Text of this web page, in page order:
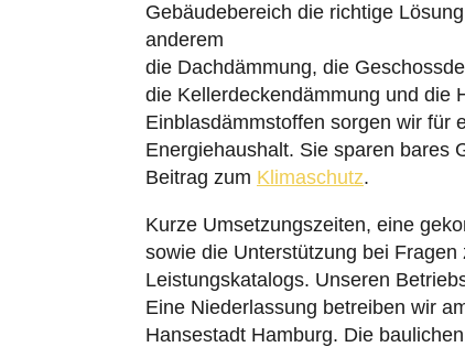
Gebäudebereich die richtige
anderem
die Dachdämmung, die
die Kellerdeckendämmung und die
Einblasdämmstoffen sorgen wir für
Energiehaushalt. Sie sparen bares
Beitrag zum Klimaschutz.
Kurze Umsetzungszeiten, eine
sowie die Unterstützung bei Fragen
Leistungskatalogs. Unseren
Eine Niederlassung betreiben wir
Hansestadt Hamburg. Die